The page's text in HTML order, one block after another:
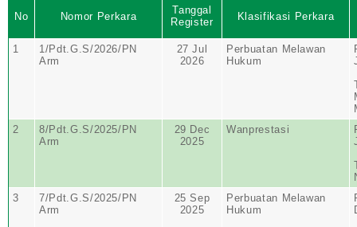
No Nomor Perkara
Tanggal
Register
Klasifikasi Perkara
1
1/Pdt.G.S/2026/PN
Arm
27 Jul
2026
Perbuatan Melawan
Hukum
2
8/Pdt.G.S/2025/PN
Arm
29 Dec
2025
Wanprestasi
3
7/Pdt.G.S/2025/PN
Arm
25 Sep
2025
Perbuatan Melawan
Hukum